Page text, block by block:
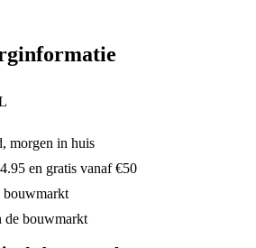
morgen in huis
en gratis vanaf €50
bouwmarkt
de bouwmarkt